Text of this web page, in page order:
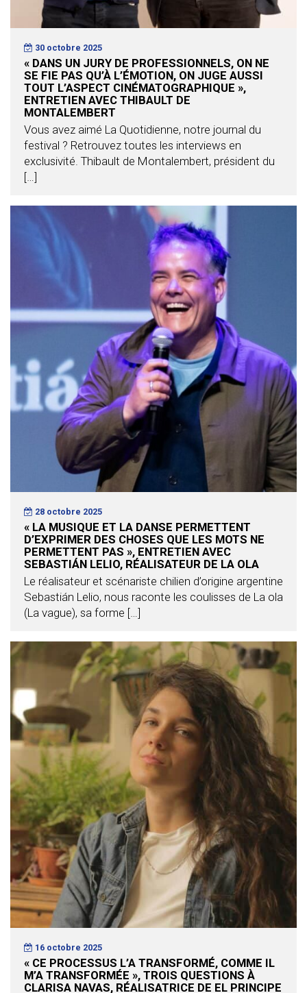
30 octobre 2025
« DANS UN JURY DE PROFESSIONNELS, ON NE
SE FIE PAS QU’À L’ÉMOTION, ON JUGE AUSSI
TOUT L’ASPECT CINÉMATOGRAPHIQUE »,
ENTRETIEN AVEC THIBAULT DE
MONTALEMBERT
Vous avez aimé La Quotidienne, notre journal du
festival ? Retrouvez toutes les interviews en
exclusivité. Thibault de Montalembert, président du
[…]
28 octobre 2025
« LA MUSIQUE ET LA DANSE PERMETTENT
D’EXPRIMER DES CHOSES QUE LES MOTS NE
PERMETTENT PAS », ENTRETIEN AVEC
SEBASTIÁN LELIO, RÉALISATEUR DE LA OLA
Le réalisateur et scénariste chilien d’origine argentine
Sebastián Lelio, nous raconte les coulisses de La ola
(La vague), sa forme […]
16 octobre 2025
« CE PROCESSUS L’A TRANSFORMÉ, COMME IL
M’A TRANSFORMÉE », TROIS QUESTIONS À
CLARISA NAVAS, RÉALISATRICE DE EL PRINCIPE